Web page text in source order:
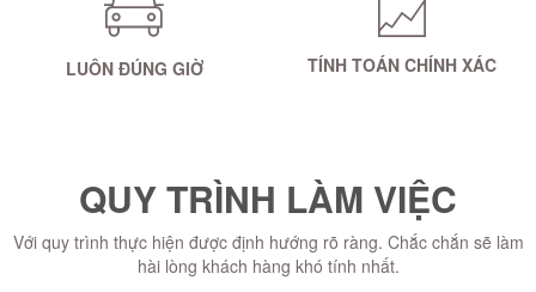
LUÔN ĐÚNG GIỜ TÍNH TOÁN CHÍNH XÁC
QUY TRÌNH LÀM VIỆC
Với quy trình thực hiện được định hướng rõ ràng. Chắc chắn sẽ làm
hài lòng khách hàng khó tính nhất.